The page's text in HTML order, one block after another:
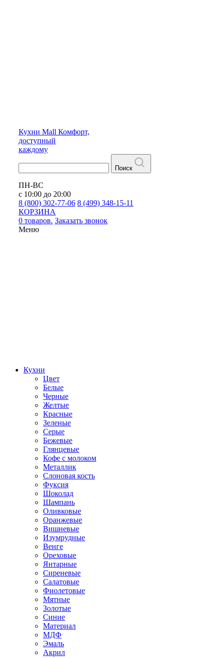
Кухни Mall Комфорт,
доступный
каждому
Поиск
ПН-ВС
с 10:00 до 20:00
8 (800) 302-77-06 8 (499) 348-15-11
КОРЗИНА
0 товаров. Заказать звонок
Меню
Кухни
Цвет
Белые
Черные
Желтые
Красные
Зеленые
Серые
Бежевые
Глянцевые
Кофе с молоком
Металлик
Слоновая кость
Фуксия
Шоколад
Шампань
Оливковые
Оранжевые
Вишневые
Изумрудные
Венге
Ореховые
Янтарные
Сиреневые
Салатовые
Фиолетовые
Мятные
Золотые
Синие
Материал
МДФ
Эмаль
Акрил